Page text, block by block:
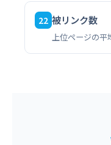
22 被リンク数
上位ページの平